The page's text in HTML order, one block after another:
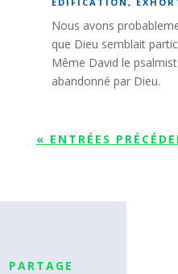
Nous avons
que Dieu semblait
Même David le
abandonné par Dieu.
« ENTRÉES
PARTAGE